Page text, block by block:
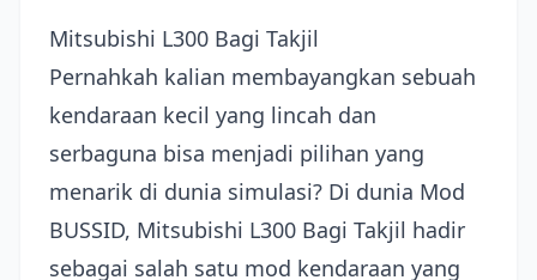
Mitsubishi L300 Bagi Takjil
Pernahkah kalian membayangkan sebuah
kendaraan kecil yang lincah dan
serbaguna bisa menjadi pilihan yang
menarik di dunia simulasi? Di dunia Mod
BUSSID, Mitsubishi L300 Bagi Takjil hadir
sebagai salah satu mod kendaraan yang